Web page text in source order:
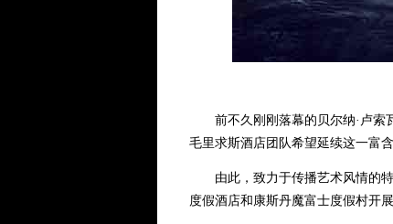
前不久刚刚落幕的贝尔纳·卢索瓦
毛里求斯酒店团队希望延续这一富
由此，致力于传播艺术风情的特
度假酒店和康斯丹魔富士度假村开展